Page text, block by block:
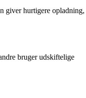
giver hurtigere opladning,
bruger udskiftelige